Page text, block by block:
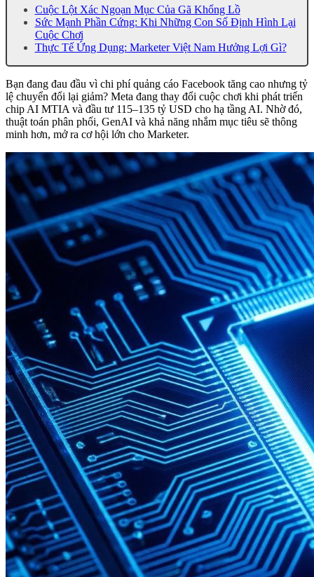
Cuộc Lột Xác Ngoạn Mục Của Gã Khổng Lồ
Sức Mạnh Phần Cứng: Khi Những Con Số Định Hình Lại
Cuộc Chơi
Thực Tế Ứng Dụng: Marketer Việt Nam Hưởng Lợi Gì?
Bạn đang đau đầu vì chi phí quảng cáo Facebook tăng cao nhưng tỷ
lệ chuyển đổi lại giảm? Meta đang thay đổi cuộc chơi khi phát triển
chip AI MTIA và đầu tư 115–135 tỷ USD cho hạ tầng AI. Nhờ đó,
thuật toán phân phối, GenAI và khả năng nhắm mục tiêu sẽ thông
minh hơn, mở ra cơ hội lớn cho Marketer.